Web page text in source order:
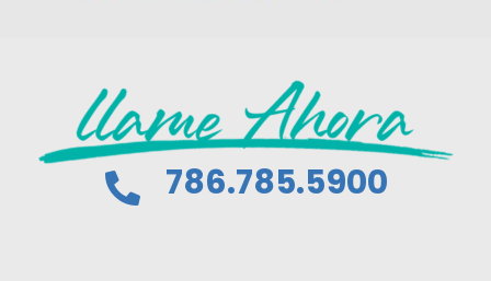
786.785.5900